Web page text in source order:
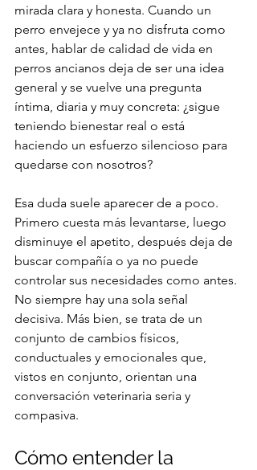
mirada clara y honesta. Cuando un
perro envejece y ya no disfruta como
antes, hablar de calidad de vida en
perros ancianos deja de ser una idea
general y se vuelve una pregunta
íntima, diaria y muy concreta: ¿sigue
teniendo bienestar real o está
haciendo un esfuerzo silencioso para
quedarse con nosotros?
Esa duda suele aparecer de a poco.
Primero cuesta más levantarse, luego
disminuye el apetito, después deja de
buscar compañía o ya no puede
controlar sus necesidades como antes.
No siempre hay una sola señal
decisiva. Más bien, se trata de un
conjunto de cambios físicos,
conductuales y emocionales que,
vistos en conjunto, orientan una
conversación veterinaria seria y
compasiva.
Cómo entender la